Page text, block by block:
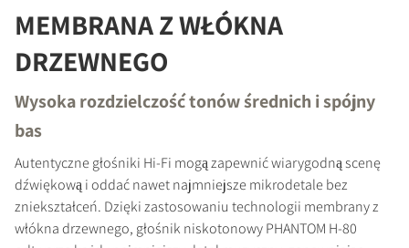
MEMBRANA Z WŁÓKNA
DRZEWNEGO
Wysoka rozdzielczość tonów średnich i spójny
bas
Autentyczne głośniki Hi-Fi mogą zapewnić wiarygodną scenę
dźwiękową i oddać nawet najmniejsze mikrodetale bez
zniekształceń. Dzięki zastosowaniu technologii membrany z
włókna drzewnego, głośnik niskotonowy PHANTOM H-80